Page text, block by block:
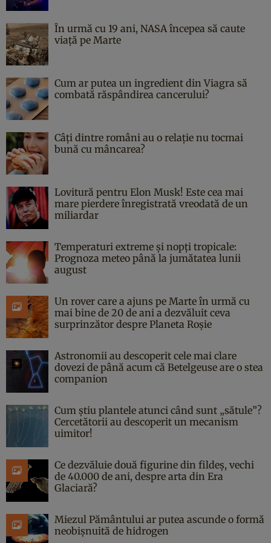
În urmă cu 19 ani, NASA începea să caute
viaţă pe Marte
Cum ar putea un ingredient din Viagra să
combată răspândirea cancerului?
Câți dintre români au o relație nu tocmai
bună cu mâncarea?
Lovitură pentru Elon Musk! Este cea mai
mare pierdere înregistrată vreodată de un
miliardar
Temperaturi extreme și nopți tropicale:
Prognoza meteo până la jumătatea lunii
august
Un rover care a ajuns pe Marte în urmă cu
mai bine de 20 de ani a dezvăluit ceva
surprinzător despre Planeta Roșie
Astronomii au descoperit cele mai clare
dovezi de până acum că Betelgeuse are o stea
companion
Cum știu plantele atunci când sunt „sătule”?
Cercetătorii au descoperit un mecanism
uimitor!
Ce dezvăluie două figurine din fildeș, vechi
de 40.000 de ani, despre arta din Era
Glaciară?
Miezul Pământului ar putea ascunde o formă
neobișnuită de hidrogen